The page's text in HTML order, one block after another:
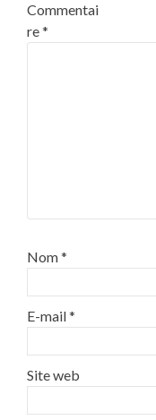
Commentai
re*
Nom*
E-mail*
Site web